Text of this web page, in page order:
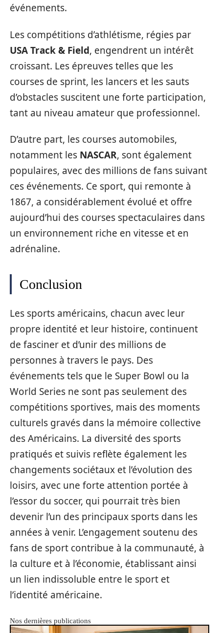
événements.
Les compétitions d’athlétisme, régies par
USA Track & Field, engendrent un intérêt
croissant. Les épreuves telles que les
courses de sprint, les lancers et les sauts
d’obstacles suscitent une forte participation,
tant au niveau amateur que professionnel.
D’autre part, les courses automobiles,
notamment les NASCAR, sont également
populaires, avec des millions de fans suivant
ces événements. Ce sport, qui remonte à
1867, a considérablement évolué et offre
aujourd’hui des courses spectaculaires dans
un environnement riche en vitesse et en
adrénaline.
Conclusion
Les sports américains, chacun avec leur
propre identité et leur histoire, continuent
de fasciner et d’unir des millions de
personnes à travers le pays. Des
événements tels que le Super Bowl ou la
World Series ne sont pas seulement des
compétitions sportives, mais des moments
culturels gravés dans la mémoire collective
des Américains. La diversité des sports
pratiqués et suivis reflète également les
changements sociétaux et l’évolution des
loisirs, avec une forte attention portée à
l’essor du soccer, qui pourrait très bien
devenir l’un des principaux sports dans les
années à venir. L’engagement soutenu des
fans de sport contribue à la communauté, à
la culture et à l’économie, établissant ainsi
un lien indissoluble entre le sport et
l’identité américaine.
Nos dernières publications